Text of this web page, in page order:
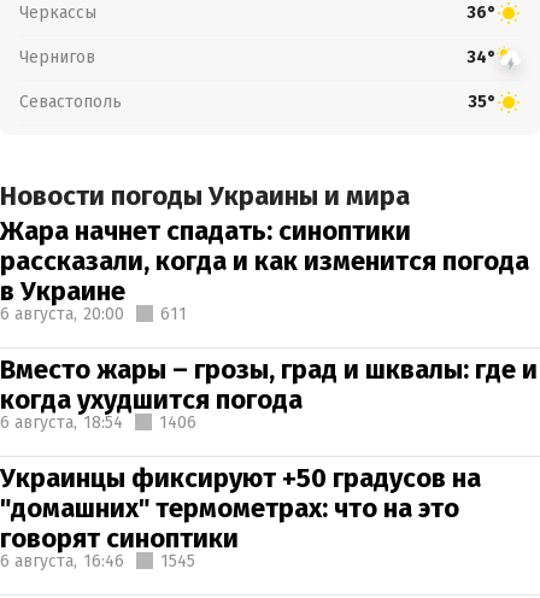
Черкассы 36°
Чернигов 34°
Севастополь 35°
Новости погоды Украины и мира
Жара начнет спадать: синоптики
рассказали, когда и как изменится погода
в Украине
6 августа, 20:00 611
Вместо жары – грозы, град и шквалы: где и
когда ухудшится погода
6 августа, 18:54 1406
Украинцы фиксируют +50 градусов на
"домашних" термометрах: что на это
говорят синоптики
6 августа, 16:46 1545